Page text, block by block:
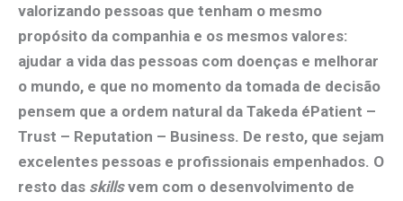
valorizando pessoas que tenham o mesmo
propósito da companhia e os mesmos valores:
ajudar a vida das pessoas com doenças e melhorar
o mundo, e que no momento da tomada de decisão
pensem que a ordem natural da Takeda éPatient –
Trust – Reputation – Business. De resto, que sejam
excelentes pessoas e profissionais empenhados. O
resto das skillsvem com o desenvolvimento de